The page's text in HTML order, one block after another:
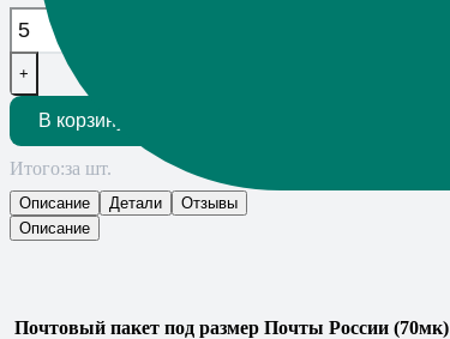
+
В корзину
Итого:за шт.
Описание Детали
Отзывы
Описание
Почтовый пакет под размер Почты России (70мк)